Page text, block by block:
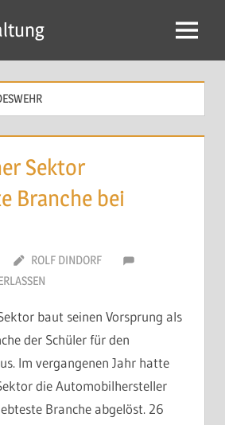
Menü
Sektor
Branche bei
ROLF DINDORF
baut seinen Vorsprung als
der Schüler für den
Im vergangenen Jahr hatte
die Automobilhersteller
Branche abgelöst. 26
nicht gelten, kosten mehr als
Zeit.
beginnt dort, wo
Mandat und Geltung